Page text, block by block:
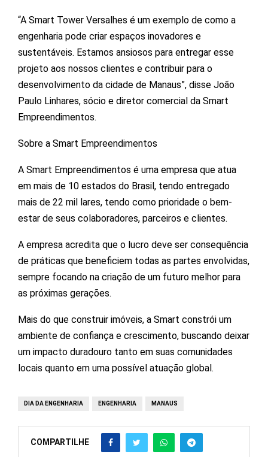
“A Smart Tower Versalhes é um exemplo de como a
engenharia pode criar espaços inovadores e
sustentáveis. Estamos ansiosos para entregar esse
projeto aos nossos clientes e contribuir para o
desenvolvimento da cidade de Manaus”, disse João
Paulo Linhares, sócio e diretor comercial da Smart
Empreendimentos.
Sobre a Smart Empreendimentos
A Smart Empreendimentos é uma empresa que atua
em mais de 10 estados do Brasil, tendo entregado
mais de 22 mil lares, tendo como prioridade o bem-
estar de seus colaboradores, parceiros e clientes.
A empresa acredita que o lucro deve ser consequência
de práticas que beneficiem todas as partes envolvidas,
sempre focando na criação de um futuro melhor para
as próximas gerações.
Mais do que construir imóveis, a Smart constrói um
ambiente de confiança e crescimento, buscando deixar
um impacto duradouro tanto em suas comunidades
locais quanto em uma possível atuação global.
DIA DA ENGENHARIA ENGENHARIA MANAUS
COMPARTILHE